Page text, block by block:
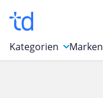
Kategorien Marken